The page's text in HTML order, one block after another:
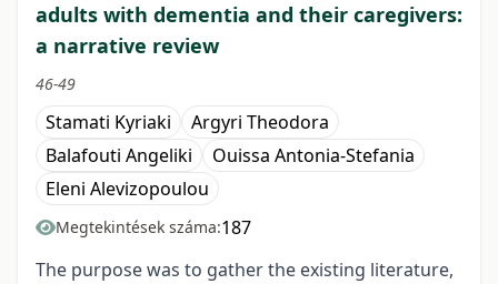
adults with dementia and their caregivers:
a narrative review
46-49
Stamati Kyriaki
Argyri Theodora
Balafouti Angeliki
Ouissa Antonia-Stefania
Eleni Alevizopoulou
Megtekintések száma:187
The purpose was to gather the existing literature,